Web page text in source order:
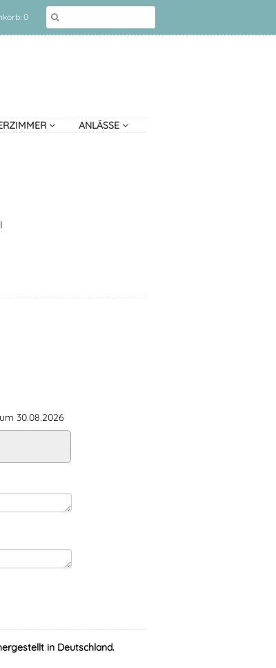
0
ANLÄSSE
30.08.2026
in Deutschland.